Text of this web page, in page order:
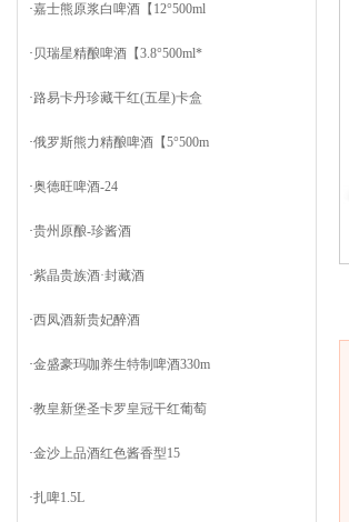
·嘉士熊原浆白啤酒【12°500ml
· 贝瑞星精酿啤酒【3.8°500ml*
·路易卡丹珍藏干红(五星)卡盒
·俄罗斯熊力精酿啤酒【5°500m
·奥德旺啤酒-24
·贵州原酿-珍酱酒
·紫晶贵族酒·封藏酒
·西凤酒新贵妃醉酒
·金盛豪玛咖养生特制啤酒330m
·教皇新堡圣卡罗皇冠干红葡萄
·金沙上品酒红色酱香型15
·扎啤1.5L